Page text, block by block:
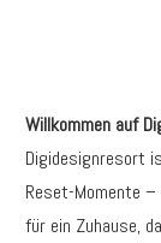
Willkommen auf
Digidesignresort
Reset-Momente –
für ein Zuhause,